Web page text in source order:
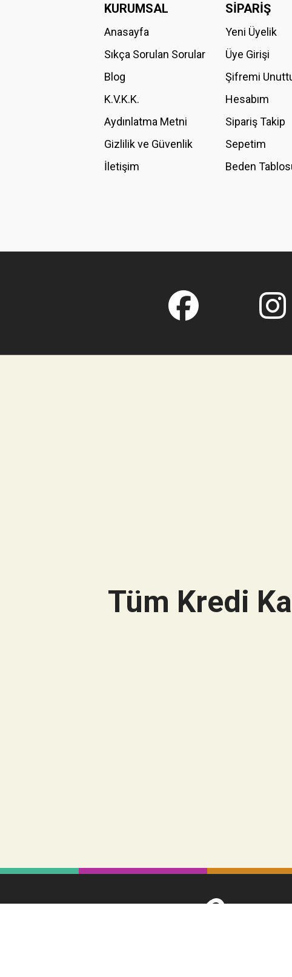
Ürün resmi kalitesiz, bozuk veya görüntülenemiyor.
Ürün fiyatı diğer sitelerden daha pahalı.
Bu ürüne benzer farklı alternatifler olmalı.
KURUMSAL
Anasayfa
Sıkça Sorulan Sorular
Blog
K.V.K.K.
Aydınlatma Metni
Gizlilik ve Güvenlik
İletişim
SİPARİŞ
Yeni Üyelik
Üye Girişi
Şifremi
Hesabım
Sipariş Takip
Sepetim
Beden
Tüm Kredi